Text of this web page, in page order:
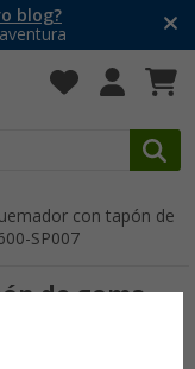
blog?
con tapón de
SP007
de goma
ref. 5600-